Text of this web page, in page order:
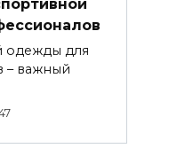
одежды для
– важный